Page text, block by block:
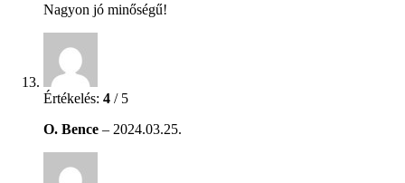
Nagyon jó minőségű!
Értékelés: 4 / 5
O. Bence – 2024.03.25.